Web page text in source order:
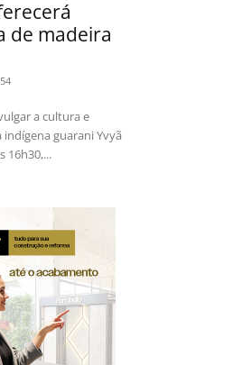
de madeira
a cultura e
guarani Yvyã
16h30,...